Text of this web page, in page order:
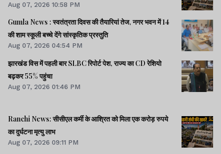
Aug 07, 2026 10:58 PM
Gumla News : स्वतंत्रता दिवस की तैयारियां तेज, नगर भवन में 14
की शाम स्कूली बच्चे देंगे सांस्कृतिक प्रस्तुति
Aug 07, 2026 04:54 PM
झारखंड विस में पहली बार SLBC रिपोर्ट पेश, राज्य का CD रेशियो
बढ़कर 55% पहुंचा
Aug 07, 2026 01:46 PM
Ranchi News: सीसीएल कर्मी के आश्रित को मिला एक करोड़ रुपये
का दुर्घटना मृत्यु लाभ
Aug 07, 2026 09:11 PM